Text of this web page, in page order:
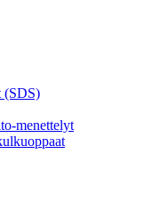
(SDS)
menettelyt